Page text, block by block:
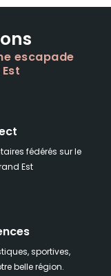
escapade
fédérés sur le
Est
sportives,
belle région.